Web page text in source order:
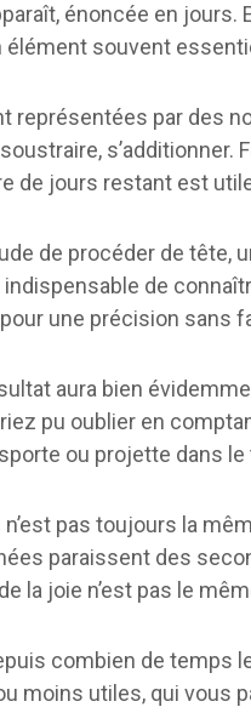
énoncée en
souvent
représentées par des
de jours restant est
de procéder de tête,
de
une précision sans
aura bien
pu oublier en
ou projette dans
pas toujours la
paraissent des
la joie n’est pas le
combien de temps
moins utiles, qui vous